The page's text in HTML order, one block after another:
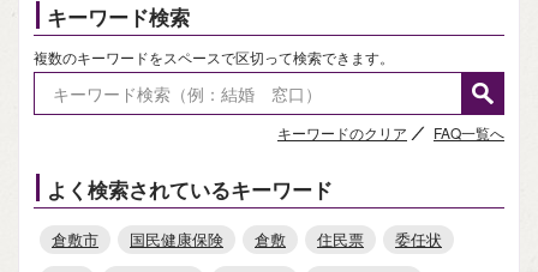
キーワード検索
複数のキーワードをスペースで区切って検索できます。
キーワードのクリア FAQ一覧へ
よく検索されているキーワード
倉敷市 国民健康保険 倉敷 住民票
委任状